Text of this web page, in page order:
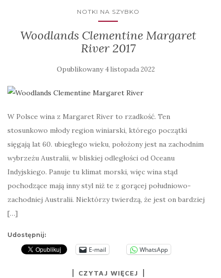
NOTKI NA SZYBKO
Woodlands Clementine Margaret
River 2017
Opublikowany4 listopada 2022
W Polsce wina z Margaret River to rzadkość. Ten
stosunkowo młody region winiarski, którego początki
sięgają lat 60. ubiegłego wieku, położony jest na zachodnim
wybrzeżu Australii, w bliskiej odległości od Oceanu
Indyjskiego. Panuje tu klimat morski, więc wina stąd
pochodzące mają inny styl niż te z gorącej południowo-
zachodniej Australii. Niektórzy twierdzą, że jest on bardziej
[…]
Udostępnij:
E-mail WhatsApp
CZYTAJ WIĘCEJ